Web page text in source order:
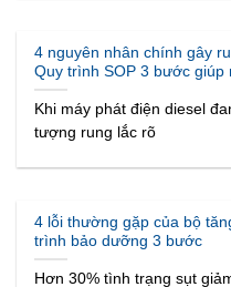
4 nguyên nhân chính gây
Quy trình SOP 3 bước giúp
Khi máy phát điện diesel
tượng rung lắc rõ
4 lỗi thường gặp của bộ
trình bảo dưỡng 3 bước
Hơn 30% tình trạng sụt